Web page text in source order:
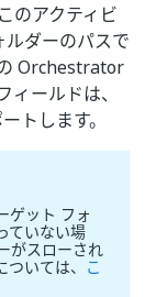
のアクティビ
ダーのパスで
Orchestrator
ールドは、
トします。
ゲット フォ
ていない場
がスローされ
いては、 こ